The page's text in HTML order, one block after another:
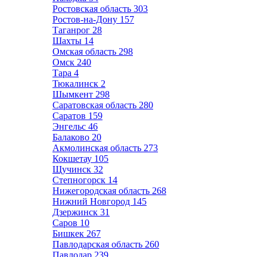
Ростовская область 303
Ростов-на-Дону 157
Таганрог 28
Шахты 14
Омская область 298
Омск 240
Тара 4
Тюкалинск 2
Шымкент 298
Саратовская область 280
Саратов 159
Энгельс 46
Балаково 20
Акмолинская область 273
Кокшетау 105
Щучинск 32
Степногорск 14
Нижегородская область 268
Нижний Новгород 145
Дзержинск 31
Саров 10
Бишкек 267
Павлодарская область 260
Павлодар 239